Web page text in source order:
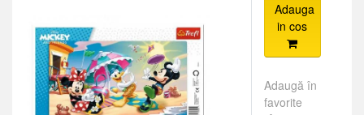
Adauga
in cos
Adaugă în
favorite